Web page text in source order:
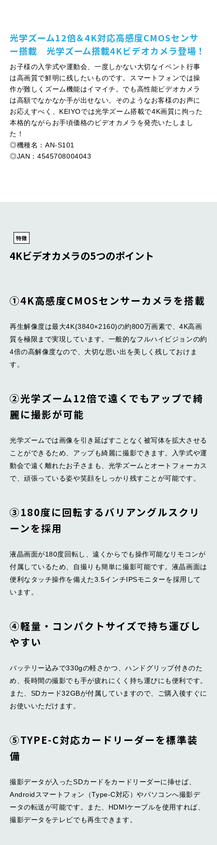
光学ズーム12倍＆4K対応高感度CMOSセンサ
ー搭載 光学ズーム搭載4Kビデオカメラ登場！
お子様の入学式や運動会、一度しかない大切なイベント行事
は高画質で鮮明に残したいものです。スマートフォンでは操
作が難しくズーム機能はイマイチ。でも高性能ビデオカメラ
は高額でなかなか手が出せない。そのようなお客様のお声に
お応えすべく、KEIYOでは光学ズーム搭載で4K画質に拘った
本格的ながらお手頃価格のビデオカメラを発売いたしまし
た！
◎機種名：AN-S101
◎JAN：4545708004043
特徴
4Kビデオカメラの5つのポイント
➀4K高感度CMOSセンサーカメラを搭載
再生解像度は最大4K(3840×2160)の約800万画素で、4K高画
質を極限まで実現しています。一般的なフルハイビジョンの約
4倍の高解像度なので、大切な思い出を美しく残しておけま
す。
➁光学ズーム12倍で遠くでもアップで綺
麗に撮影が可能
光学ズームでは画像を引き延ばすことなく被写体を拡大させる
ことができるため、アップも綺麗に撮影できます。入学式や運
動会で遠く離れたお子さまも、光学ズームとオートフォーカス
で、頑張っている姿や笑顔をしっかり残すことが可能です。
➂180度に回転するバリアングルスクリ
ーンを採用
液晶画面が180度回転し、遠くからでも操作可能なリモコンが
付属しているため、自撮りも簡単に撮影可能です。液晶画面は
便利なタッチ操作を備えた3.5インチIPSモニターを採用して
います。
➃軽量・コンパクトサイズで持ち運びし
やすい
バッテリー込みで330gの軽さかつ、ハンドグリップ付きのた
め、長時間の撮影でも手が疲れにくく持ち運びにも便利です。
また、SDカード32GBが付属していますので、ご購入後すぐに
お使いいただけます。
➄TYPE-C対応カードリーダーを標準装
備
撮影データが入ったSDカードをカードリーダーに挿せば、
Androidスマートフォン（Type-C対応）やパソコンへ撮影デ
ータの転送が可能です。また、HDMIケーブルを使用すれば、
撮影データをテレビでも再生できます。